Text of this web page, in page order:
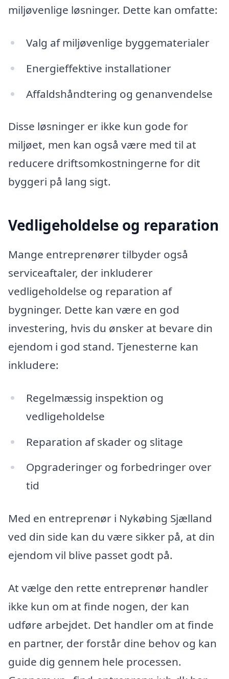
miljøvenlige løsninger. Dette kan omfatte:
Valg af miljøvenlige byggematerialer
Energieffektive installationer
Affaldshåndtering og genanvendelse
Disse løsninger er ikke kun gode for
miljøet, men kan også være med til at
reducere driftsomkostningerne for dit
byggeri på lang sigt.
Vedligeholdelse og reparation
Mange entreprenører tilbyder også
serviceaftaler, der inkluderer
vedligeholdelse og reparation af
bygninger. Dette kan være en god
investering, hvis du ønsker at bevare din
ejendom i god stand. Tjenesterne kan
inkludere:
Regelmæssig inspektion og
vedligeholdelse
Reparation af skader og slitage
Opgraderinger og forbedringer over
tid
Med en entreprenør i Nykøbing Sjælland
ved din side kan du være sikker på, at din
ejendom vil blive passet godt på.
At vælge den rette entreprenør handler
ikke kun om at finde nogen, der kan
udføre arbejdet. Det handler om at finde
en partner, der forstår dine behov og kan
guide dig gennem hele processen.